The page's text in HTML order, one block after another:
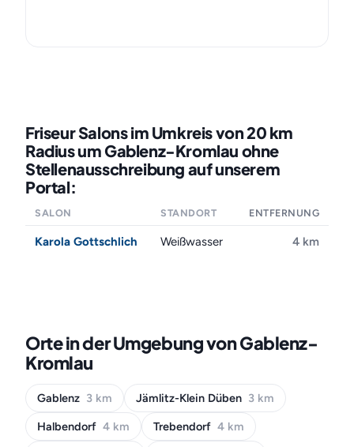
Friseur Salons im Umkreis von 20 km
Radius um Gablenz-Kromlau ohne
Stellenausschreibung auf unserem
Portal:
SALON STANDORT ENTFERNUNG
Karola Gottschlich Weißwasser 4 km
Orte in der Umgebung von Gablenz-
Kromlau
Gablenz 3 km Jämlitz-Klein Düben 3 km
Halbendorf 4 km Trebendorf 4 km